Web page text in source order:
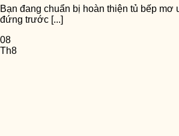
Bạn đang chuẩn bị hoàn thiện tủ bếp mơ
đứng trước [...]
08
Th8